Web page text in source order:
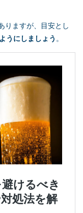
りますが、目安とし
うにしましょう 。